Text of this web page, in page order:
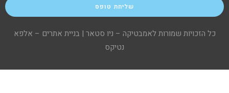
שליחת טופס
כל הזכויות שמורות לאמבטיקה – ניו סטאר | בניית אתרים – אלפא
נטיקס